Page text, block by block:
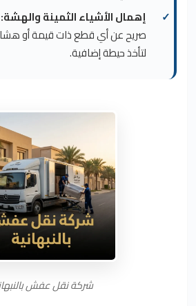
إهمال الأشياء الثمينة والهشة:
صريح عن أي قطع ذات قيمة أو
لتأخذ حيطة إضافية.
شركة نقل عفش